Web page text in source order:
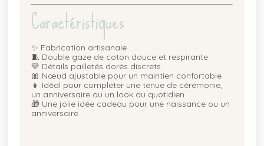
Caractéristiques
✨ Fabrication artisanale
🧵 Double gaze de coton douce et respirante
💛 Détails pailletés dorés discrets
🎀 Nœud ajustable pour un maintien confortable
👧 Idéal pour compléter une tenue de cérémonie,
un anniversaire ou un look du quotidien
🎁 Une jolie idée cadeau pour une naissance ou un
anniversaire